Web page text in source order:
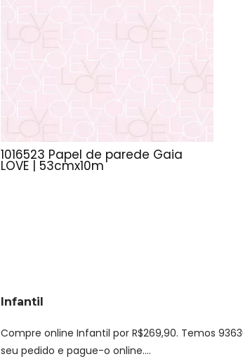
1016523 Papel de parede Gaia
LOVE | 53cmx10m
Infantil
Compre online Infantil por R$269,90. Temos
seu pedido e pague-o online....